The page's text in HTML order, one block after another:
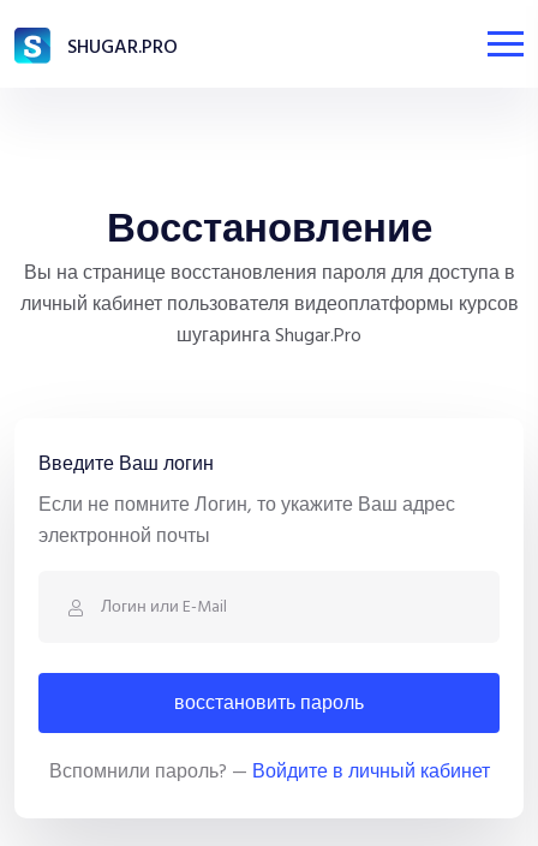
SHUGAR.PRO
Восстановление
Вы на странице восстановления пароля для доступа в
личный кабинет пользователя видеоплатформы курсов
шугаринга Shugar.Pro
Введите Ваш логин
Если не помните Логин, то укажите Ваш адрес
электронной почты
восстановить пароль
Вспомнили пароль? — Войдите в личный кабинет